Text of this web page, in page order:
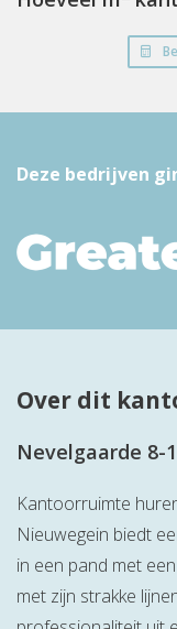
Deze bedrijven
Over dit
Nevelgaarde 8-
Kantoorruimte
Nieuwegein biedt
in een pand met
met zijn strakke